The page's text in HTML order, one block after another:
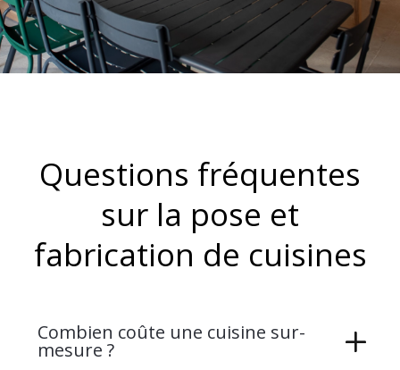
Questions fréquentes
sur la pose et
fabrication de cuisines
Combien coûte une cuisine sur-
mesure ?